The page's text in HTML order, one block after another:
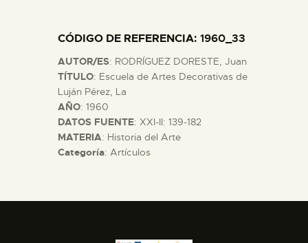
PREPARAR LA VISITA
ACTIVIDADES
█
EL MUSEO
DIDÁCTICA
CÓDIGO DE REFERENCIA: 1960_33
AUTOR/ES: RODRÍGUEZ DORESTE, Juan
TÍTULO: Escuela de Artes Decorativas de
Luján Pérez, La
AÑO: 1960
DATOS FUENTE: XXI-II: 139-182
MATERIA: Historia del Arte
Categoría: Artículos